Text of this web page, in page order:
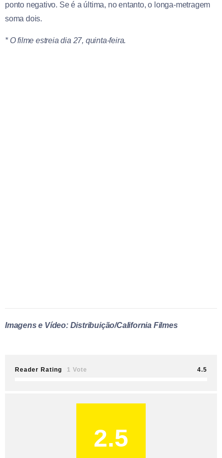
ponto negativo. Se é a última, no entanto, o longa-metragem
soma dois.
* O filme estreia dia 27, quinta-feira.
Imagens e Vídeo: Distribuição/California Filmes
Reader Rating 1 Vote 4.5
2.5